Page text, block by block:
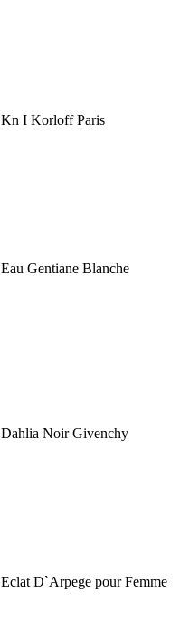
Kn I Korloff Paris
Eau Gentiane Blanche
Dahlia Noir Givenchy
Eclat D`Arpege pour Femme